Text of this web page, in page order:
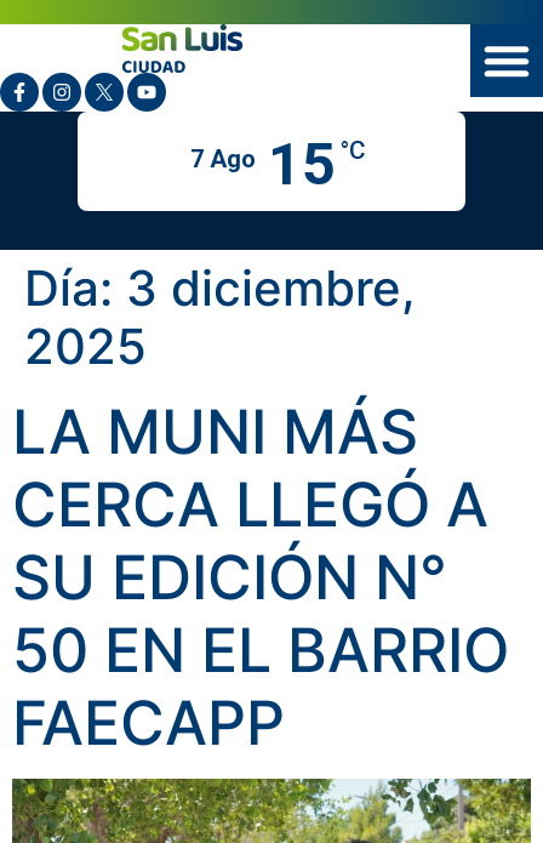
7 Ago 15 °C
Día: 3 diciembre,
2025
LA MUNI MÁS
CERCA LLEGÓ A
SU EDICIÓN N°
50 EN EL BARRIO
FAECAPP